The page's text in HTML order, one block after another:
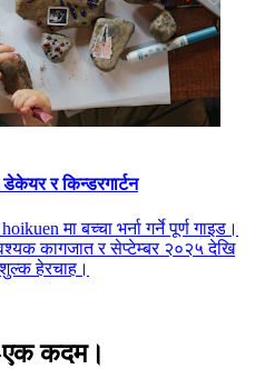
डेकेयर र किन्डरगार्टन
मा बच्चा भर्ना गर्ने पूर्ण गाइड।
कागजात र सेप्टेम्बर २०२५ देखि
हेरचाह।
एक कदम।